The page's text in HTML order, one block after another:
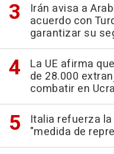
Irán avisa a
acuerdo con
garantizar su
La UE afirma
de 28.000
combatir en
Italia refuerza
"medida de